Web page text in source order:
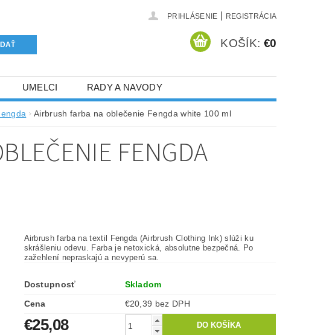
PRIHLÁSENIE REGISTRÁCIA
KOŠÍK: €0
UMELCI RADY A NAVODY
Airbrush farba na oblečenie Fengda white 100 ml
FENGDA
Airbrush farba na textil Fengda (Airbrush Clothing Ink) slúži ku
skrášleniu odevu. Farba je netoxická, absolutne bezpečná. Po
zažehlení nepraskajú a nevyperú sa.
Dostupnosť
Skladom
Cena
€20,39 bez DPH
€25,08